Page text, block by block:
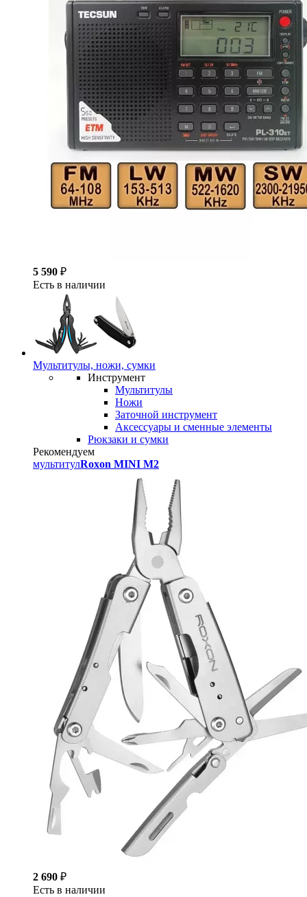
5 590 ₽
Есть в наличии
Мультитулы, ножи, сумки
Инструмент
Мультитулы
Ножи
Заточной инструмент
Аксессуары и сменные элементы
Рюкзаки и сумки
Рекомендуем
мультитулRoxon MINI M2
2 690 ₽
Есть в наличии